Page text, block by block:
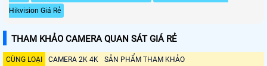
Hikvision Giá Rẻ
THAM KHẢO CAMERA QUAN SÁT GIÁ RẺ
CÙNG LOẠI CAMERA 2K 4K SẢN PHẨM THAM KHẢO